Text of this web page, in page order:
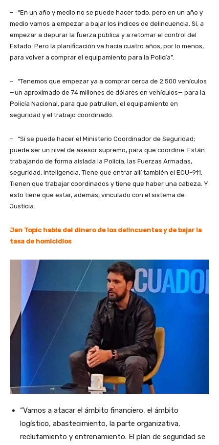
– “En un año y medio no se puede hacer todo, pero en un año y
medio vamos a empezar a bajar los índices de delincuencia. Sí, a
empezar a depurar la fuerza pública y a retomar el control del
Estado. Pero la planificación va hacía cuatro años, por lo menos,
para volver a comprar el equipamiento para la Policía”.
– “Tenemos que empezar ya a comprar cerca de 2.500 vehículos
—un aproximado de 74 millones de dólares en vehículos— para la
Policía Nacional, para que patrullen, el equipamiento en
seguridad y el trabajo coordinado.
– “Sí se puede hacer el Ministerio Coordinador de Seguridad;
puede ser un nivel de asesor supremo, para que coordine. Están
trabajando de forma aislada la Policía, las Fuerzas Armadas,
seguridad, inteligencia. Tiene que entrar allí también el ECU-911.
Tienen que trabajar coordinados y tiene que haber una cabeza. Y
esto tiene que estar, además, vinculado con el sistema de
Justicia.
Jan Topic habla del dinero de los delincuentes y de bajar la
tasa de homicidios
“Vamos a atacar el ámbito financiero, el ámbito
logístico, abastecimiento, la parte organizativa,
reclutamiento y entrenamiento. El plan de seguridad se